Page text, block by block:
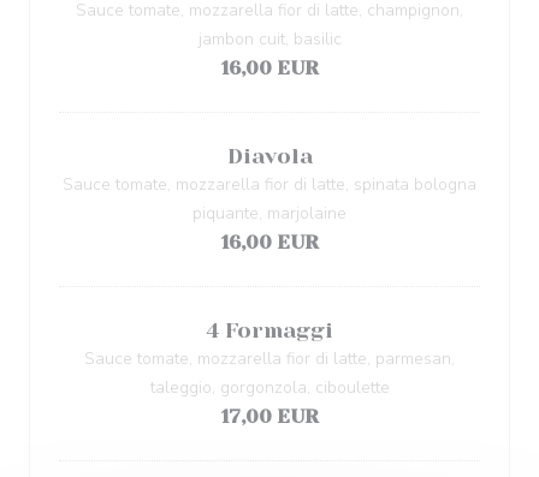
Sauce tomate, mozzarella fior di latte, champignon,
jambon cuit, basilic
16,00 EUR
Diavola
Sauce tomate, mozzarella fior di latte, spinata bologna
piquante, marjolaine
16,00 EUR
4 Formaggi
Sauce tomate, mozzarella fior di latte, parmesan,
taleggio, gorgonzola, ciboulette
17,00 EUR